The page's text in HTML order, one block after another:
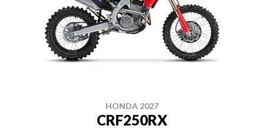
HONDA 2027
CRF250RX